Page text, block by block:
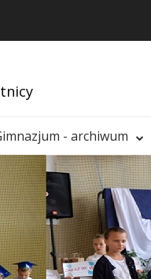
- archiwum